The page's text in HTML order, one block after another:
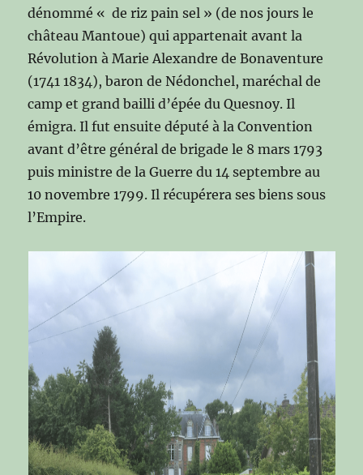
dénommé « de riz pain sel » (de nos jours le
château Mantoue) qui appartenait avant la
Révolution à Marie Alexandre de Bonaventure
(1741 1834), baron de Nédonchel, maréchal de
camp et grand bailli d’épée du Quesnoy. Il
émigra. Il fut ensuite député à la Convention
avant d’être général de brigade le 8 mars 1793
puis ministre de la Guerre du 14 septembre au
10 novembre 1799. Il récupérera ses biens sous
l’Empire.